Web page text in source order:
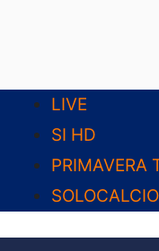
contenuto
LIVE
SI HD
PRIMAVERA
SOLOCALCIO